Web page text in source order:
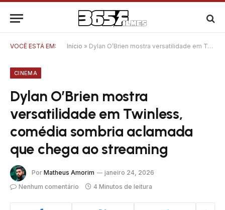
VOCÊ ESTÁ EM: Início » Dylan O’Brien mostra versatilidade em Twinless, comédia sombria aclamada que chega ao streaming
CINEMA
Dylan O’Brien mostra
versatilidade em Twinless,
comédia sombria aclamada
que chega ao streaming
Por Matheus Amorim
janeiro 24, 2026
Nenhum comentário
4 Minutos de leitura